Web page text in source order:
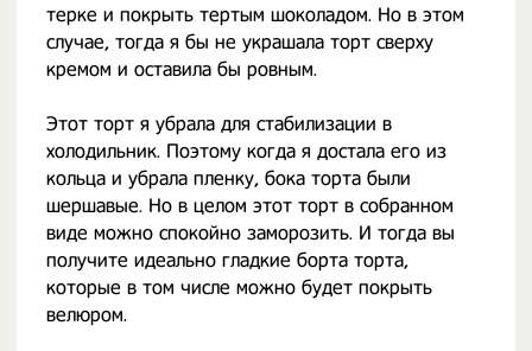
терке и покрыть тертым шоколадом. Но в этом
случае, тогда я бы не украшала торт сверху
кремом и оставила бы ровным.
Этот торт я убрала для стабилизации в
холодильник. Поэтому когда я достала его из
кольца и убрала пленку, бока торта были
шершавые. Но в целом этот торт в собранном
виде можно спокойно заморозить. И тогда вы
получите идеально гладкие борта торта,
которые в том числе можно будет покрыть
велюром.